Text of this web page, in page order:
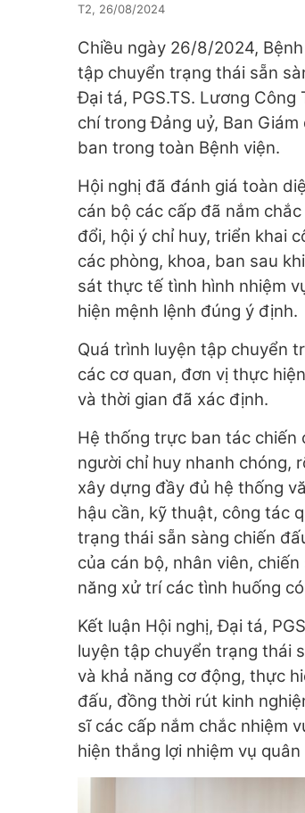
T2, 26/08/2024
Chiều ngày 26/8/2024,
tập chuyển trạng thái sẵn
Đại tá, PGS.TS. Lương
chí trong Đảng uỷ, Ban
ban trong toàn Bệnh viện.
Hội nghị đã đánh giá toàn
cán bộ các cấp đã nắm
đổi, hội ý chỉ huy, triển khai
các phòng, khoa, ban sau
sát thực tế tình hình nhiệm
hiện mệnh lệnh đúng ý định.
Quá trình luyện tập chuyển
các cơ quan, đơn vị thực
và thời gian đã xác định.
Hệ thống trực ban tác chiến
người chỉ huy nhanh chóng,
xây dựng đầy đủ hệ thống
hậu cần, kỹ thuật, công tác
trạng thái sẵn sàng chiến
của cán bộ, nhân viên,
năng xử trí các tình huống
Kết luận Hội nghị, Đại tá,
luyện tập chuyển trạng thái
và khả năng cơ động, thực
đấu, đồng thời rút kinh
sĩ các cấp nắm chắc nhiệm
hiện thắng lợi nhiệm vụ